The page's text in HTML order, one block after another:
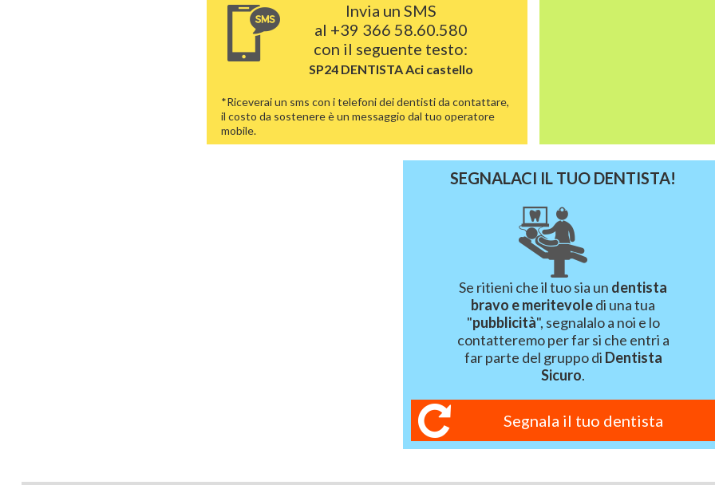
Invia un SMS
al +39 366 58.60.580
con il seguente testo:
SP24 DENTISTAAci castello
*Riceverai un sms con i telefoni dei dentisti da contattare,
il costo da sostenere è un messaggio dal tuo operatore
mobile.
SEGNALACI IL TUO DENTISTA!
Se ritieni che il tuo sia un dentista
bravo e meritevoledi una tua
"pubblicità", segnalalo a noi e lo
contatteremo per far si che entri a
far parte del gruppo di Dentista
Sicuro.
Segnala il tuo dentista